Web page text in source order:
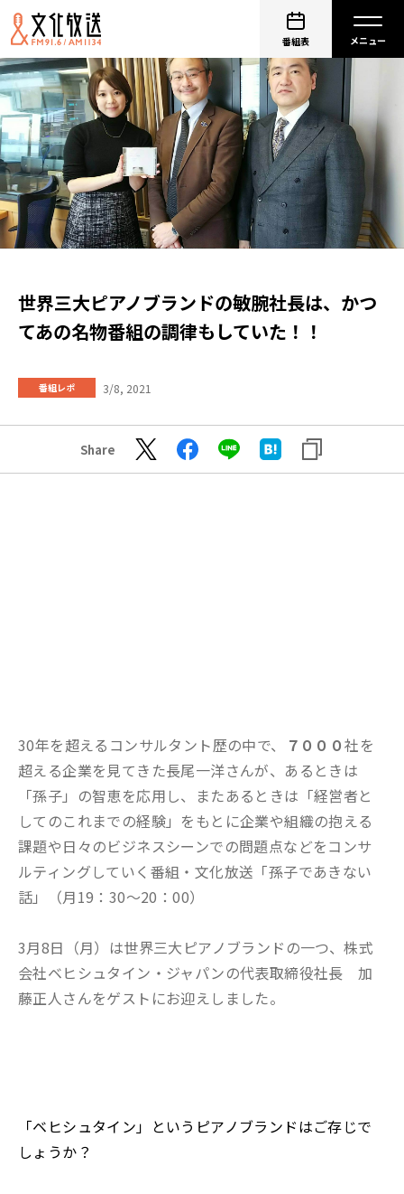
番組表
世界三大ピアノブランドの敏腕社長は、かつ
てあの名物番組の調律もしていた！！
番組レポ 3/8, 2021
Share
30年を超えるコンサルタント歴の中で、 ７０００社を
超える企業を見てきた長尾一洋さんが、あるときは
「孫子」の智恵を応用し、またあるときは「経営者と
してのこれまでの経験」をもとに企業や組織の抱える
課題や日々のビジネスシーンでの問題点などをコンサ
ルティングしていく番組・文化放送「孫子であきない
話」（月19：30～20：00）
3月8日（月）は世界三大ピアノブランドの一つ、株式
会社ベヒシュタイン・ジャパンの代表取締役社長 加
藤正人さんをゲストにお迎えしました。
「ベヒシュタイン」というピアノブランドはご存じで
しょうか？